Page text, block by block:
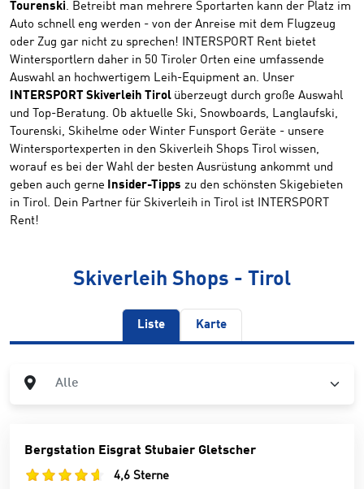
Tourenski. Betreibt man mehrere Sportarten kann der Platz im
Auto schnell eng werden - von der Anreise mit dem Flugzeug
oder Zug gar nicht zu sprechen! INTERSPORT Rent bietet
Wintersportlern daher in 50 Tiroler Orten eine umfassende
Auswahl an hochwertigem Leih-Equipment an. Unser
INTERSPORT Skiverleih Tirol überzeugt durch große Auswahl
und Top-Beratung. Ob aktuelle Ski, Snowboards, Langlaufski,
Tourenski, Skihelme oder Winter Funsport Geräte - unsere
Wintersportexperten in den Skiverleih Shops Tirol wissen,
worauf es bei der Wahl der besten Ausrüstung ankommt und
geben auch gerne Insider-Tipps zu den schönsten Skigebieten
in Tirol. Dein Partner für Skiverleih in Tirol ist INTERSPORT
Rent!
Skiverleih Shops - Tirol
Liste Karte
Alle
Bergstation Eisgrat Stubaier Gletscher
4,6 Sterne